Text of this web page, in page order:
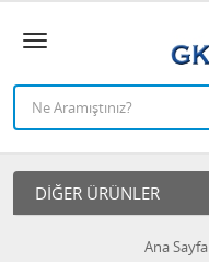
DIĞER ÜRÜNLER
Ana Sayfa